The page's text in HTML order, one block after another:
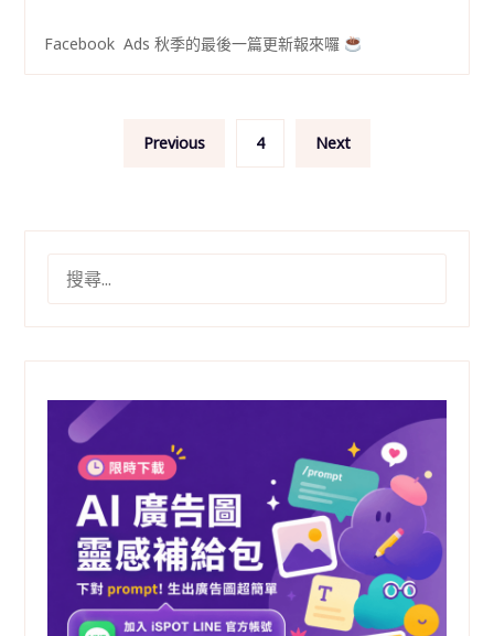
Facebook Ads 秋季的最後一篇更新報來囉
頁
Previous 4 Next